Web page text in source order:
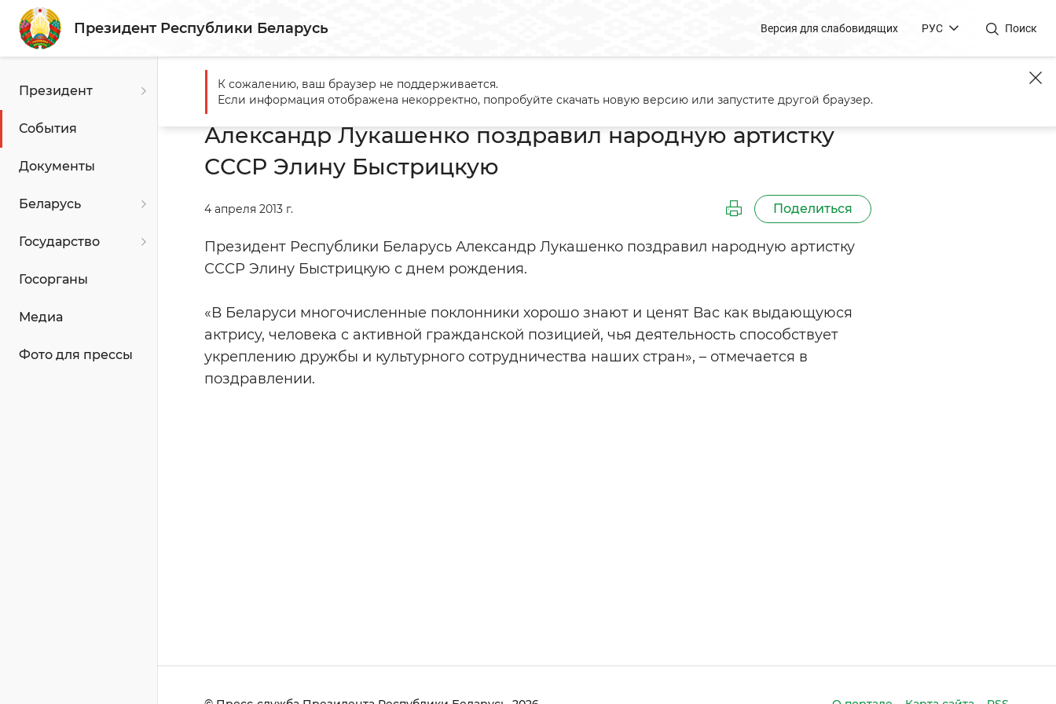
Президент Республики Беларусь Версия для слабовидящих РУС Поиск
Президент
События
Документы
Беларусь
Государство
Госорганы
Медиа
Фото для прессы
Главная События Александр Лукашенко поздравил народную артистку СССР Элину Быстрицкую
Александр Лукашенко поздравил народную артистку
СССР Элину Быстрицкую
4 апреля 2013 г. Поделиться
Президент Республики Беларусь Александр Лукашенко поздравил народную артистку
СССР Элину Быстрицкую с днем рождения.
«В Беларуси многочисленные поклонники хорошо знают и ценят Вас как выдающуюся
актрису, человека с активной гражданской позицией, чья деятельность способствует
укреплению дружбы и культурного сотрудничества наших стран», – отмечается в
поздравлении.
К сожалению, ваш браузер не поддерживается.
Если информация отображена некорректно, попробуйте скачать новую версию или запустите другой браузер.